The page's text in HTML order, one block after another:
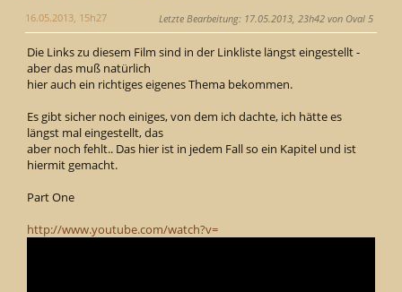
16.05.2013, 15h27 Letzte Bearbeitung: 17.05.2013, 23h42 von Oval 5
Die Links zu diesem Film sind in der Linkliste längst eingestellt -
aber das muß natürlich
hier auch ein richtiges eigenes Thema bekommen.
Es gibt sicher noch einiges, von dem ich dachte, ich hätte es
längst mal eingestellt, das
aber noch fehlt.. Das hier ist in jedem Fall so ein Kapitel und ist
hiermit gemacht.
Part One
http://www.youtube.com/watch?v=